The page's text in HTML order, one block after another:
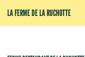
LA FERME DE LA RUCHOTTE